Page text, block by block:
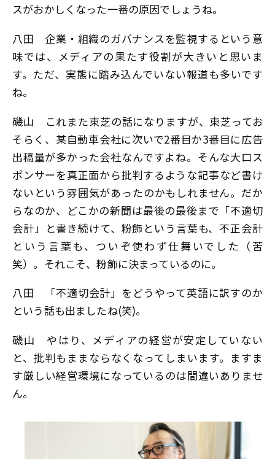
スがおかしくなった一番の原因でしょうね。
八田 企業・組織のガバナンスを監視するという意
味では、メディアの果たす役割が大きいと思いま
す。ただ、実態に踏み込んでいない報道も多いです
ね。
磯山 これまた東芝の話になりますが、東芝ってお
そらく、某自動車会社に次いで2番目か3番目に広告
出稿量が多かった会社なんですよね。そんな大口ス
ポンサーを真正面から批判するような記事など書け
ないという雰囲気があったのかもしれません。だか
らなのか、どこかの新聞は最後の最後まで「不適切
会計」と書き続けて、粉飾という言葉も、不正会計
という言葉も、ついぞ使わず仕舞いでした（苦
笑）。それこそ、粉飾に決まっているのに。
八田 「不適切会計」をどうやって英語に訳すのか
という話も出ましたね(笑)。
磯山
やはり、メディアの経営が安定していない
と、批判もままならなくなってしまいます。ますま
す厳しい経営環境になっているのは間違いありませ
ん。